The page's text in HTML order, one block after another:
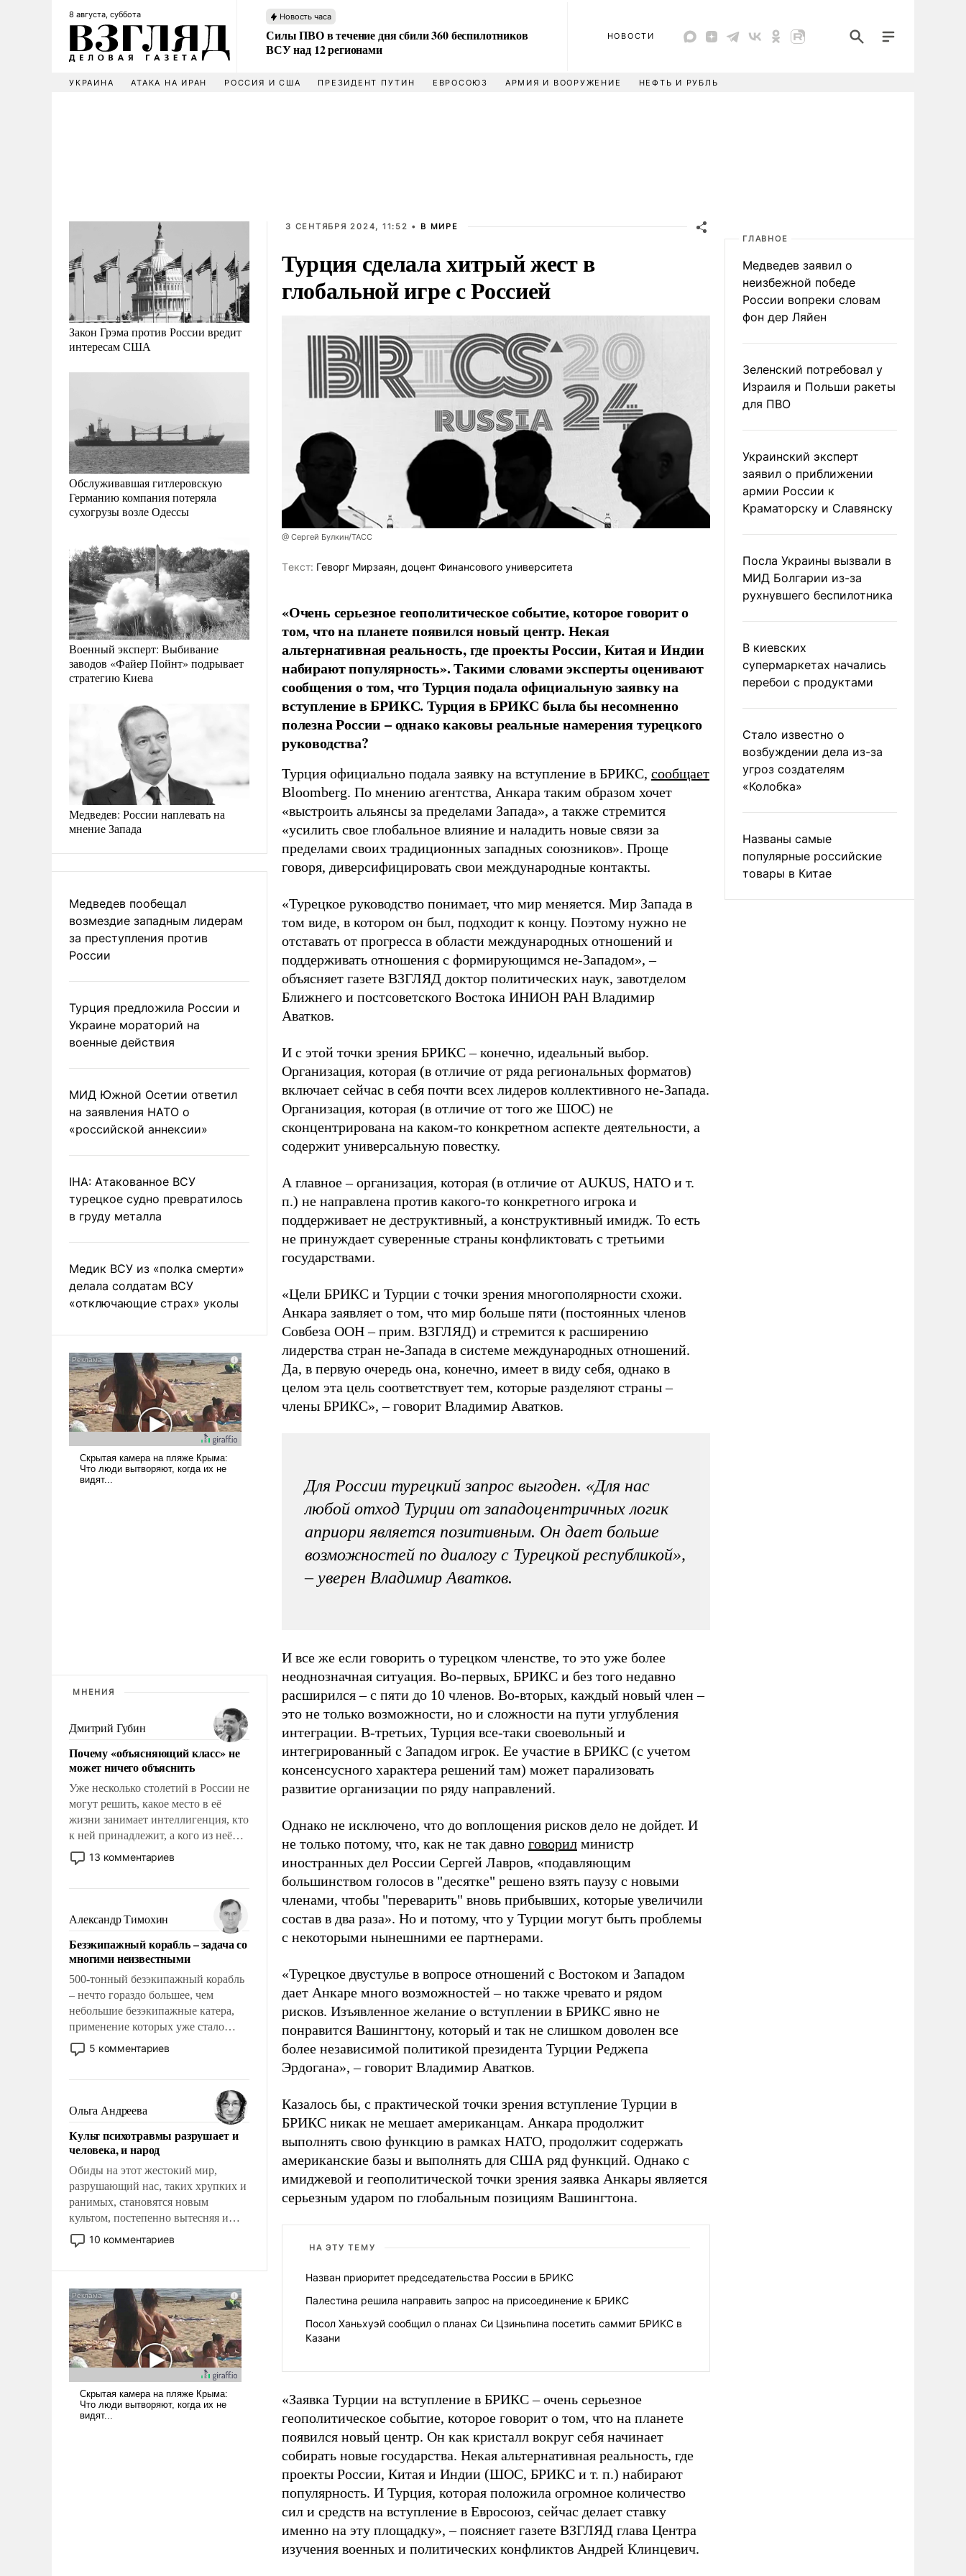
8 августа, суббота Новость часа
Силы ПВО в течение дня сбили 360 беспилотников
ВСУ над 12 регионами
НОВОСТИ
УКРАИНА АТАКА НА ИРАН РОССИЯ И США ПРЕЗИДЕНТ ПУТИН ЕВРОСОЮЗ АРМИЯ И ВООРУЖЕНИЕ НЕФТЬ И РУБЛЬ
Закон Грэма против России вредит
интересам США
Обслуживавшая гитлеровскую
Германию компания потеряла
сухогрузы возле Одессы
Военный эксперт: Выбивание
заводов «Файер Пойнт» подрывает
стратегию Киева
Медведев: России наплевать на
мнение Запада
Медведев пообещал
возмездие западным лидерам
за преступления против
России
Турция предложила России и
Украине мораторий на
военные действия
МИД Южной Осетии ответил
на заявления НАТО о
«российской аннексии»
IHA: Атакованное ВСУ
турецкое судно превратилось
в груду металла
Медик ВСУ из «полка смерти»
делала солдатам ВСУ
«отключающие страх» уколы
МНЕНИЯ
Дмитрий Губин
Почему «объясняющий класс» не
может ничего объяснить
Уже несколько столетий в России не
могут решить, какое место в её
жизни занимает интеллигенция, кто
к ней принадлежит, а кого из неё
исключили с правом
восстановления и без оного. И чем
казалось, что эти вопросы решены
раз и навсегда, но – нет, не решены.
13 комментариев
Александр Тимохин
Безэкипажный корабль – задача со
многими неизвестными
500-тонный безэкипажный корабль
– нечто гораздо большее, чем
небольшие безэкипажные катера,
применение которых уже стало
обыденностью. Задача по созданию
такого корабля очень сложна и
реализация радикально поднимет
наши боевые возможности.
5 комментариев
Ольга Андреева
Культ психотравмы разрушает и
человека, и народ
Обиды на этот жестокий мир,
разрушающий нас, таких хрупких и
ранимых, становятся новым
культом, постепенно вытесняя и
отменяя традиционное требование к
человеку – быть мужественным и
слабым, идти вперед и
адаптироваться.
10 комментариев
3 СЕНТЯБРЯ 2024, 11:52 • В МИРЕ
Турция сделала хитрый жест в
глобальной игре с Россией
@ Сергей Булкин/ТАСС
Tекст: Геворг Мирзаян, доцент Финансового университета
«Очень серьезное геополитическое событие, которое говорит о
том, что на планете появился новый центр. Некая
альтернативная реальность, где проекты России, Китая и Индии
набирают популярность». Такими словами эксперты оценивают
сообщения о том, что Турция подала официальную заявку на
вступление в БРИКС. Турция в БРИКС была бы несомненно
полезна России – однако каковы реальные намерения турецкого
руководства?
Турция официально подала заявку на вступление в БРИКС, сообщает
Bloomberg. По мнению агентства, Анкара таким образом хочет
«выстроить альянсы за пределами Запада», а также стремится
«усилить свое глобальное влияние и наладить новые связи за
пределами своих традиционных западных союзников». Проще
говоря, диверсифицировать свои международные контакты.
«Турецкое руководство понимает, что мир меняется. Мир Запада в
том виде, в котором он был, подходит к концу. Поэтому нужно не
отставать от прогресса в области международных отношений и
поддерживать отношения с формирующимся не-Западом», –
объясняет газете ВЗГЛЯД доктор политических наук, завотделом
Ближнего и постсоветского Востока ИНИОН РАН Владимир
Аватков.
И с этой точки зрения БРИКС – конечно, идеальный выбор.
Организация, которая (в отличие от ряда региональных форматов)
включает сейчас в себя почти всех лидеров коллективного не-Запада.
Организация, которая (в отличие от того же ШОС) не
сконцентрирована на каком-то конкретном аспекте деятельности, а
содержит универсальную повестку.
А главное – организация, которая (в отличие от AUKUS, НАТО и т.
п.) не направлена против какого-то конкретного игрока и
поддерживает не деструктивный, а конструктивный имидж. То есть
не принуждает суверенные страны конфликтовать с третьими
государствами.
«Цели БРИКС и Турции с точки зрения многополярности схожи.
Анкара заявляет о том, что мир больше пяти (постоянных членов
Совбеза ООН – прим. ВЗГЛЯД) и стремится к расширению
лидерства стран не-Запада в системе международных отношений.
Да, в первую очередь она, конечно, имеет в виду себя, однако в
целом эта цель соответствует тем, которые разделяют страны –
члены БРИКС», – говорит Владимир Аватков.
Для России турецкий запрос выгоден. «Для нас
любой отход Турции от западоцентричных логик
априори является позитивным. Он дает больше
возможностей по диалогу с Турецкой республикой»,
– уверен Владимир Аватков.
И все же если говорить о турецком членстве, то это уже более
неоднозначная ситуация. Во-первых, БРИКС и без того недавно
расширился – с пяти до 10 членов. Во-вторых, каждый новый член –
это не только возможности, но и сложности на пути углубления
интеграции. В-третьих, Турция все-таки своевольный и
интегрированный с Западом игрок. Ее участие в БРИКС (с учетом
консенсусного характера решений там) может парализовать
развитие организации по ряду направлений.
Однако не исключено, что до воплощения рисков дело не дойдет. И
не только потому, что, как не так давно говорил министр
иностранных дел России Сергей Лавров, «подавляющим
большинством голосов в "десятке" решено взять паузу с новыми
членами, чтобы "переварить" вновь прибывших, которые увеличили
состав в два раза». Но и потому, что у Турции могут быть проблемы
с некоторыми нынешними ее партнерами.
«Турецкое двустулье в вопросе отношений с Востоком и Западом
дает Анкаре много возможностей – но также чревато и рядом
рисков. Изъявленное желание о вступлении в БРИКС явно не
понравится Вашингтону, который и так не слишком доволен все
более независимой политикой президента Турции Реджепа
Эрдогана», – говорит Владимир Аватков.
Казалось бы, с практической точки зрения вступление Турции в
БРИКС никак не мешает американцам. Анкара продолжит
выполнять свою функцию в рамках НАТО, продолжит содержать
американские базы и выполнять для США ряд функций. Однако с
имиджевой и геополитической точки зрения заявка Анкары является
серьезным ударом по глобальным позициям Вашингтона.
НА ЭТУ ТЕМУ
Назван приоритет председательства России в БРИКС
Палестина решила направить запрос на присоединение к БРИКС
Посол Ханьхуэй сообщил о планах Си Цзиньпина посетить саммит БРИКС в
Казани
«Заявка Турции на вступление в БРИКС – очень серьезное
геополитическое событие, которое говорит о том, что на планете
появился новый центр. Он как кристалл вокруг себя начинает
собирать новые государства. Некая альтернативная реальность, где
проекты России, Китая и Индии (ШОС, БРИКС и т. п.) набирают
популярность. И Турция, которая положила огромное количество
сил и средств на вступление в Евросоюз, сейчас делает ставку
именно на эту площадку», – поясняет газете ВЗГЛЯД глава Центра
изучения военных и политических конфликтов Андрей Клинцевич.
ГЛАВНОЕ
Медведев заявил о
неизбежной победе
России вопреки словам
фон дер Ляйен
Зеленский потребовал у
Израиля и Польши ракеты
для ПВО
Украинский эксперт
заявил о приближении
армии России к
Краматорску и Славянску
Посла Украины вызвали в
МИД Болгарии из-за
рухнувшего беспилотника
В киевских
супермаркетах начались
перебои с продуктами
Стало известно о
возбуждении дела из-за
угроз создателям
«Колобка»
Названы самые
популярные российские
товары в Китае